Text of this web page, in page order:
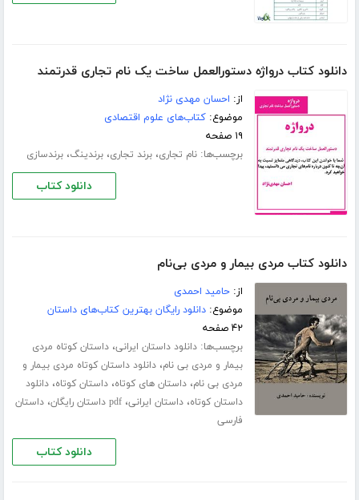
دانلود کتاب درواژه دستورالعمل ساخت یک نام تجاری قدرتمند
از: احسان مهدی نژاد
موضوع:کتاب‌های علوم اقتصادی
۱۹ صفحه
برچسب‌ها:نام تجاری،برند تجاری،برندینگ،برندسازی
دانلود کتاب
دانلود کتاب مردی بیمار و مردی بی‌نام
از:حامید احمدی
موضوع:دانلود رایگان بهترین کتاب‌های داستان
۴۲ صفحه
برچسب‌ها:دانلود داستان ایرانی،داستان کوتاه مردی
بیمار و مردی بی نام،دانلود داستان کوتاه مردی بیمار و
مردی بی نام،داستان های کوتاه،داستان کوتاه،دانلود
داستان کوتاه،داستان ایرانی،pdf داستان رایگان ،داستان
فارسی
دانلود کتاب